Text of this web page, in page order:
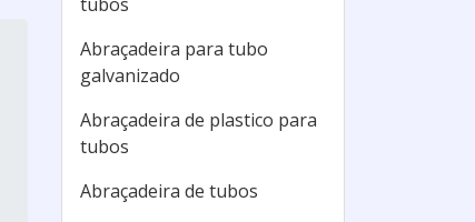
Abraçadeira para tubo
galvanizado
Abraçadeira de plastico para
tubos
Abraçadeira de tubos